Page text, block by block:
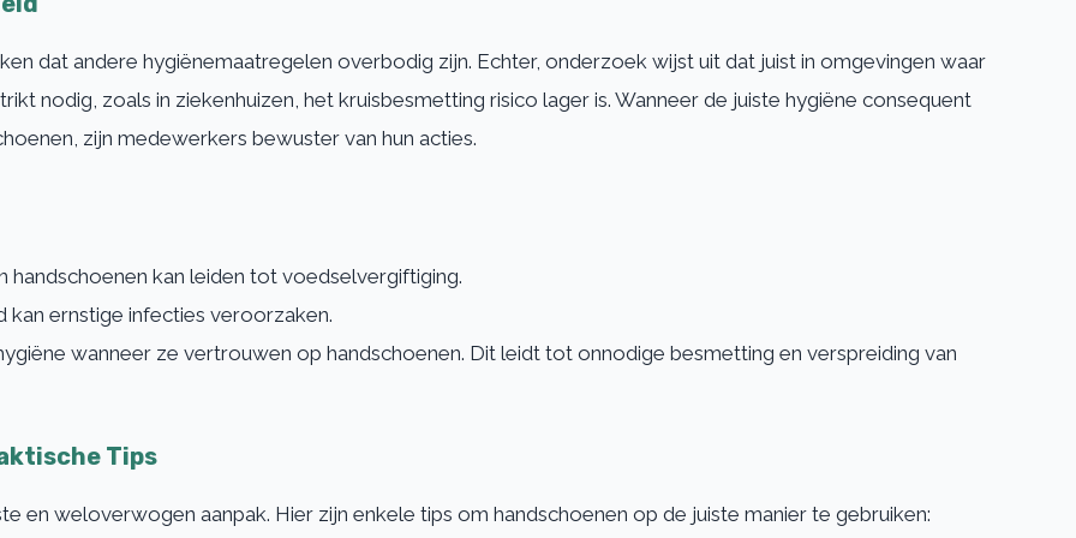
dat andere hygiënemaatregelen overbodig zijn. Echter, onderzoek wijst uit dat juist in omgevingen waar
nodig, zoals in ziekenhuizen, het kruisbesmetting risico lager is. Wanneer de juiste hygiëne consequent
zijn medewerkers bewuster van hun acties.
kan leiden tot voedselvergiftiging.
kan ernstige infecties veroorzaken.
wanneer ze vertrouwen op handschoenen. Dit leidt tot onnodige besmetting en verspreiding van
Tips
en weloverwogen aanpak. Hier zijn enkele tips om handschoenen op de juiste manier te gebruiken: